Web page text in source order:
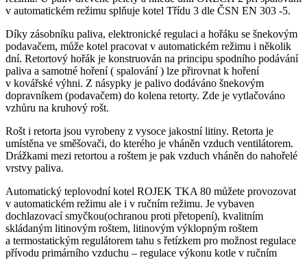
v automatickém režimu splňuje kotel Třídu 3 dle ČSN EN 303 -5.
Díky zásobníku paliva, elektronické regulaci a hořáku se šnekovým
podavačem, může kotel pracovat v automatickém režimu i několik
dní. Retortový hořák je konstruován na principu spodního podávání
paliva a samotné hoření ( spalování ) lze přirovnat k hoření
v kovářské výhni. Z násypky je palivo dodáváno šnekovým
dopravníkem (podavačem) do kolena retorty. Zde je vytlačováno
vzhůru na kruhový rošt.
Rošt i retorta jsou vyrobeny z vysoce jakostní litiny. Retorta je
umístěna ve směšovači, do kterého je vháněn vzduch ventilátorem.
Drážkami mezi retortou a roštem je pak vzduch vháněn do nahořelé
vrstvy paliva.
Automatický teplovodní kotel ROJEK TKA 80 můžete provozovat
v automatickém režimu ale i v ručním režimu. Je vybaven
dochlazovací smyčkou(ochranou proti přetopení), kvalitním
skládaným litinovým roštem, litinovým výklopným roštem
a termostatickým regulátorem tahu s řetízkem pro možnost regulace
přívodu primárního vzduchu – regulace výkonu kotle v ručním